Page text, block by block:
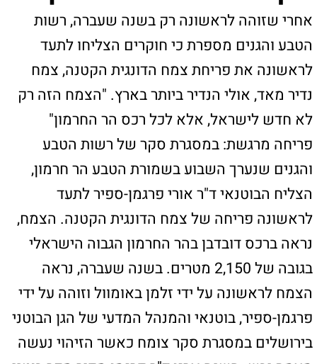
נראה ברכס דובדבן בהר החרמון הגבוה הישראלי
בגובה של 2,150 מטרים. בשנה שעברה, נראה
הצמח לראשונה על ידי זלמן באומוול וזוהה על ידי
בירושלים במסגרת סקר צומח כאשר הזיהוי נעשה
מצמח יבש. השנה ארגן ד"ר פרגמן ספיר סקר בוטני
מיוחד בשיתוף רשות הטבע והגנים שמטרתו תיעוד
ראשוני של הצמח בפריחה ומעקב אחר עוד צמחים
באזור. ד"ר פרגמן-ספיר: "נאלצנו לחכות עד שרשות
הטבע והגנים והצבא יאשרו כניסה לאזור החרמון
הגבוה לסקרים אחרי עונת קינון הציפורים. ביום
שלישי האחרון סוף סוף יכלנו לצאת לשטח
ולשמחתנו הרבה מצאנו את הצמח בפריחה מלאה,
עם פרחים צהובים מיוחדים וסגורים שנפתחים על
ידי דבורים קטנות." פרגמן-ספיר מציין כי זהו
התיעוד הראשון של הפרחים של צמח זה בארץ.
"הצמח הזה חדש לא רק לישראל, אלא לכל רכס